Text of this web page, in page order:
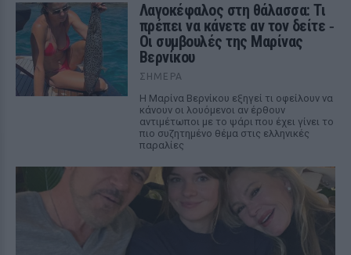
Λαγοκέφαλος στη θάλασσα: Τι
πρέπει να κάνετε αν τον δείτε ‑
Οι συμβουλές της Μαρίνας
Βερνίκου
ΣΉΜΕΡΑ
Η Μαρίνα Βερνίκου εξηγεί τι οφείλουν να
κάνουν οι λουόμενοι αν έρθουν
αντιμέτωποι με το ψάρι που έχει γίνει το
πιο συζητημένο θέμα στις ελληνικές
παραλίες